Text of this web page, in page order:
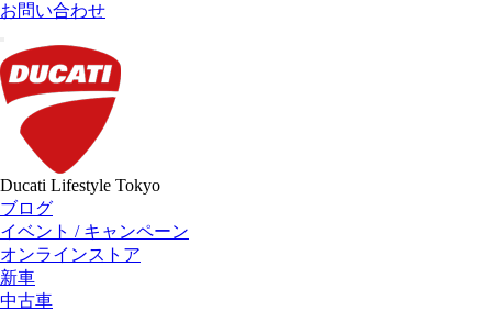
お問い合わせ
Ducati Lifestyle Tokyo
ブログ
イベント / キャンペーン
オンラインストア
新車
中古車